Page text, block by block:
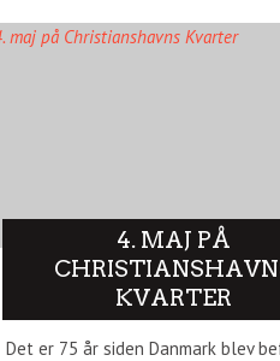
4. MAJ PÅ
KVARTER
Det er 75 år siden Danmark blev